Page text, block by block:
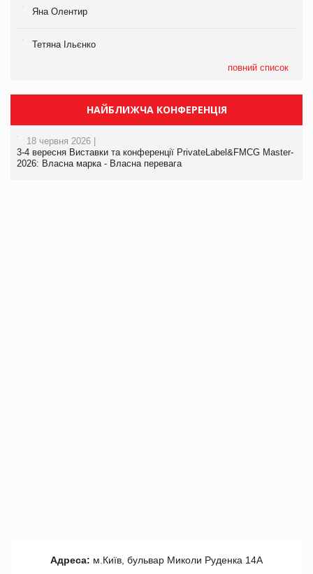
Яна Олентир
Тетяна Ільєнко
повний список
НАЙБЛИЖЧА КОНФЕРЕНЦІЯ
18 червня 2026 |
3-4 вересня Виставки та конференції PrivateLabel&FMCG Master-
2026: Власна марка - Власна перевага
Адреса: м.Київ, бульвар Миколи Руденка 14А